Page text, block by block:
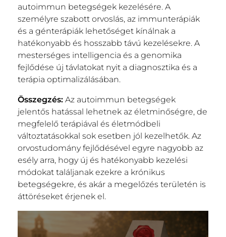
autoimmun betegségek kezelésére. A
személyre szabott orvoslás, az immunterápiák
és a génterápiák lehetőséget kínálnak a
hatékonyabb és hosszabb távú kezelésekre. A
mesterséges intelligencia és a genomika
fejlődése új távlatokat nyit a diagnosztika és a
terápia optimalizálásában.
Összegzés: Az autoimmun betegségek
jelentős hatással lehetnek az életminőségre, de
megfelelő terápiával és életmódbeli
változtatásokkal sok esetben jól kezelhetők. Az
orvostudomány fejlődésével egyre nagyobb az
esély arra, hogy új és hatékonyabb kezelési
módokat találjanak ezekre a krónikus
betegségekre, és akár a megelőzés területén is
áttöréseket érjenek el.